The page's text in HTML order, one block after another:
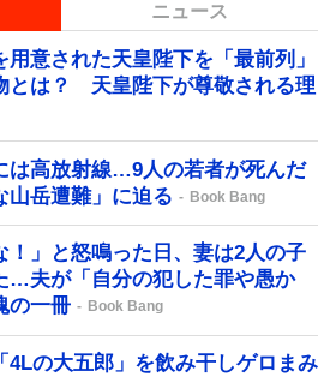
ニュース
意された天皇陛下を「最前列」
とは？ 天皇陛下が尊敬される理
は高放射線…9人の若者が死んだ
山岳遭難」に迫る
Book Bang
！」と怒鳴った日、妻は2人の子
…夫が「自分の犯した罪や愚か
の一冊
Book Bang
4Lの大五郎」を飲み干しゲロまみ